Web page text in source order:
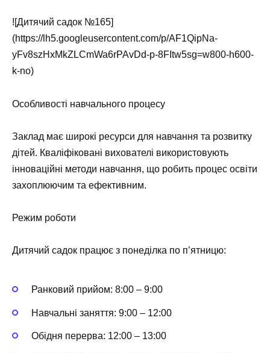
![Дитячий садок №165]
(https://lh5.googleusercontent.com/p/AF1QipNa-
yFv8szHxMkZLCmWa6rPAvDd-p-8FItw5sg=w800-h600-
k-no)
Особливості навчального процесу
Заклад має широкі ресурси для навчання та розвитку
дітей. Кваліфіковані вихователі використовують
інноваційні методи навчання, що робить процес освіти
захоплюючим та ефективним.
Режим роботи
Дитячий садок працює з понеділка по п’ятницю:
Ранковий прийом: 8:00 – 9:00
Навчальні заняття: 9:00 – 12:00
Обідня перерва: 12:00 – 13:00